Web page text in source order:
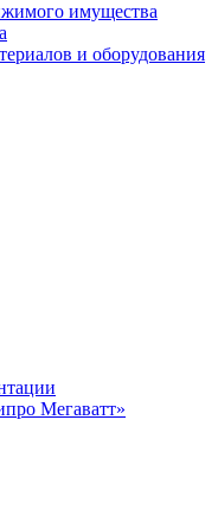
имущества
и оборудования
Мегаватт»